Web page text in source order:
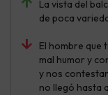
La vista del
de poca
El hombre que
mal humor y
y nos
no llegó hasta